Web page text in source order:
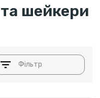
шейкери
Фільтр